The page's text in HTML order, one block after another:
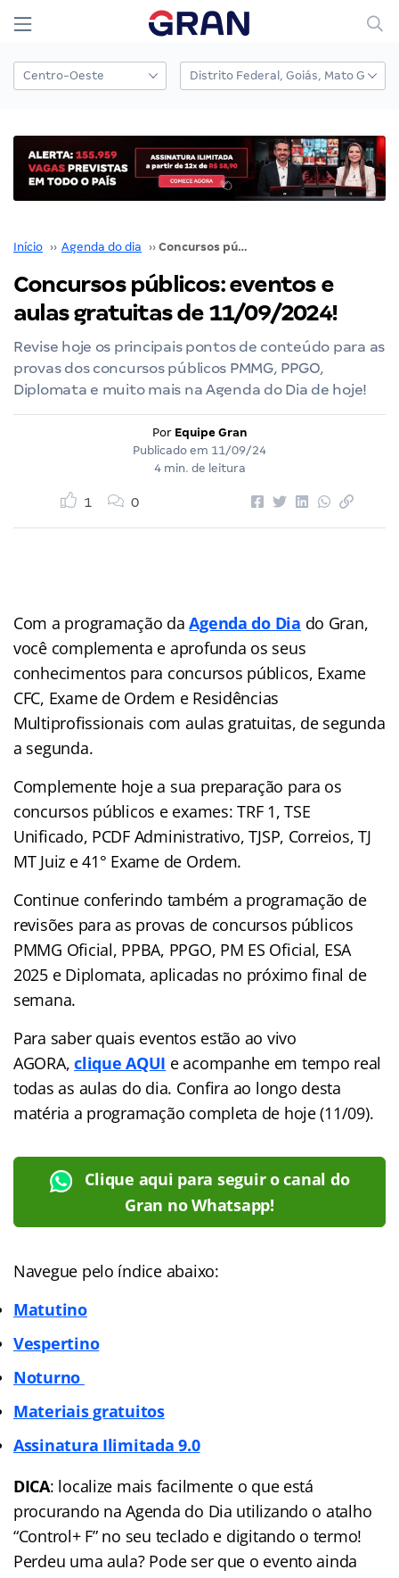
Início ›› Agenda do dia ›› Concursos públicos: eventos e aulas gratuitas de 11/09/2024!
Concursos públicos: eventos e
aulas gratuitas de 11/09/2024!
Revise hoje os principais pontos de conteúdo para as
provas dos concursos públicos PMMG, PPGO,
Diplomata e muito mais na Agenda do Dia de hoje!
Por Equipe Gran
Publicado em 11/09/24
4 min. de leitura
1 0
Com a programação daAgenda do Dia do Gran,
você complementa e aprofunda os seus
conhecimentos para concursos públicos, Exame
CFC, Exame de Ordem e Residências
Multiprofissionais com aulas gratuitas, de segunda
a segunda.
Complemente hoje a sua preparação para os
concursos públicos e exames: TRF 1, TSE
Unificado, PCDF Administrativo, TJSP, Correios, TJ
MT Juiz e 41° Exame de Ordem.
Continue conferindo também a programação de
revisões para as provas de concursos públicos
PMMG Oficial, PPBA, PPGO, PM ES Oficial, ESA
2025 e Diplomata, aplicadas no próximo final de
semana.
Para saber quais eventos estão ao vivo
AGORA,clique AQUI e acompanhe em tempo real
todas as aulas do dia. Confira ao longo desta
matéria a programação completa de hoje (11/09).
Clique aqui para seguir o canal do
Gran no Whatsapp!
Navegue pelo índice abaixo:
Matutino
Vespertino
Noturno
Materiais gratuitos
Assinatura Ilimitada9.0
DICA: localize mais facilmente o que está
procurando na Agenda do Dia utilizando o atalho
“Control+ F” no seu teclado e digitando o termo!
Perdeu uma aula? Pode ser que o evento ainda